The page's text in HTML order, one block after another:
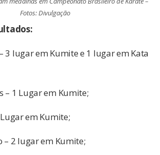
Fotos: Divulgação
3 lugar em Kumite e 1 lugar em Kata
– 1 Lugar em Kumite;
em Kumite;
– 2 lugar em Kumite;